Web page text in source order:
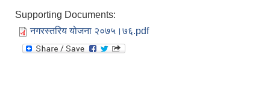
Supporting Documents:
नगरस्तरिय योजना २०७५।७६.pdf